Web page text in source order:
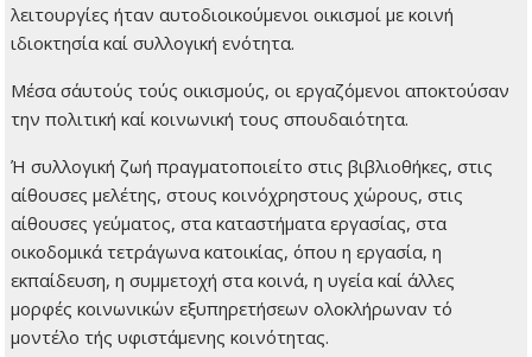
λειτουργίες ήταν αυτοδιοικούμενοι οικισμοί με κοινή
ιδιοκτησία καί συλλογική ενότητα.
Μέσα σ΄αυτούς τούς οικισμούς, οι εργαζόμενοι αποκτούσαν
την πολιτική καί κοινωνική τους σπουδαιότητα.
Ή συλλογική ζωή πραγματοποιείτο στις βιβλιοθήκες, στις
αίθουσες μελέτης, στους κοινόχρηστους χώρους, στις
αίθουσες γεύματος, στα καταστήματα εργασίας, στα
οικοδομικά τετράγωνα κατοικίας, όπου η εργασία, η
εκπαίδευση, η συμμετοχή στα κοινά, η υγεία καί άλλες
μορφές κοινωνικών εξυπηρετήσεων ολοκλήρωναν τό
μοντέλο τής υφιστάμενης κοινότητας.